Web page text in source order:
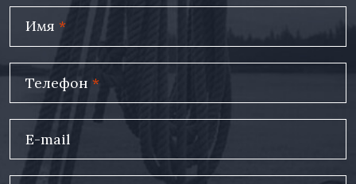
Имя *
Телефон *
E-mail